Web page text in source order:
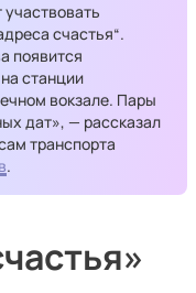
счастья“.
появится
станции
вокзале. Пары
дат», — рассказал
транспорта
.